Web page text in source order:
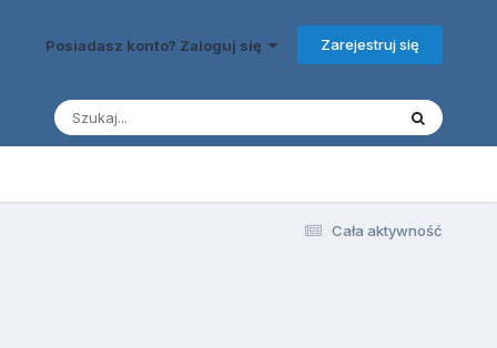
Posiadasz konto? Zaloguj się Zarejestruj się
Cała aktywność